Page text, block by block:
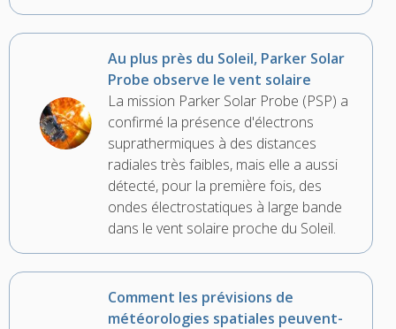
Au plus près du Soleil, Parker Solar
Probe observe le vent solaire
La mission Parker Solar Probe (PSP) a
confirmé la présence d'électrons
suprathermiques à des distances
radiales très faibles, mais elle a aussi
détecté, pour la première fois, des
ondes électrostatiques à large bande
dans le vent solaire proche du Soleil.
Comment les prévisions de
météorologies spatiales peuvent-